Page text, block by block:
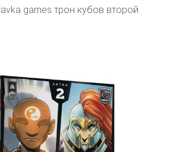
games трон кубов второй